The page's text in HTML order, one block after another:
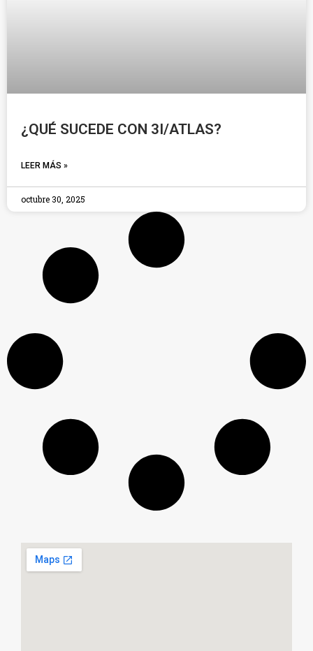
¿QUÉ SUCEDE CON 3I/ATLAS?
LEER MÁS »
octubre 30, 2025